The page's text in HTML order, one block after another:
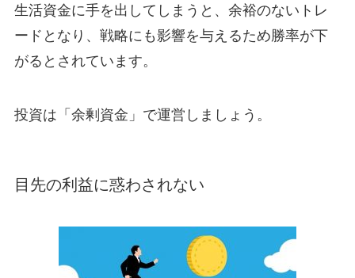
生活資金に手を出してしまうと、余裕のないトレ
ードとなり、戦略にも影響を与えるため勝率が下
がるとされています。
投資は「余剰資金」で運営しましょう。
目先の利益に惑わされない